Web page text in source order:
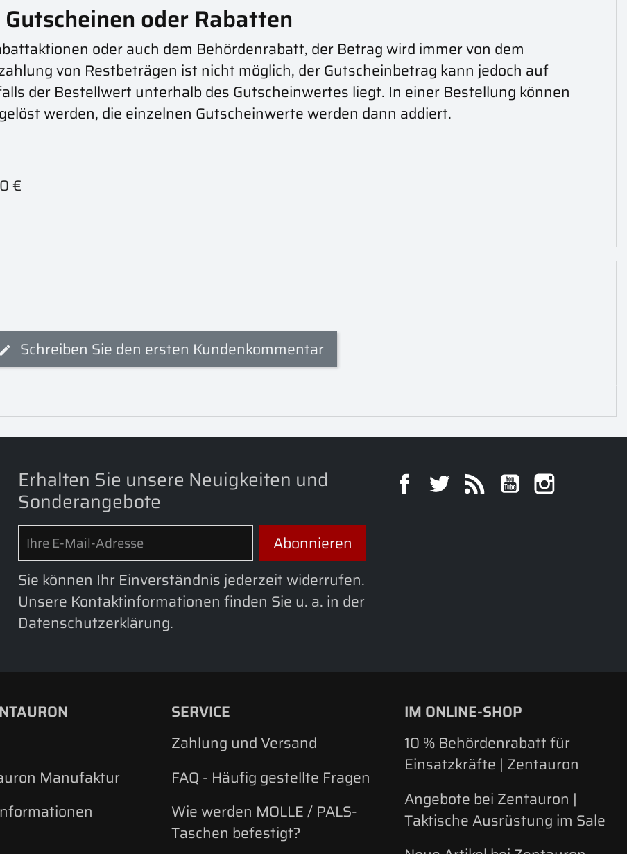
oder Rabatten
oder auch dem Behördenrabatt, der Betrag wird immer von dem
von Restbeträgen ist nicht möglich, der Gutscheinbetrag kann jedoch auf
der Bestellwert unterhalb des Gutscheinwertes liegt. In einer Bestellung können
werden, die einzelnen Gutscheinwerte werden dann addiert.
€
Schreiben Sie den ersten Kundenkommentar
Erhalten Sie unsere Neuigkeiten und
Sonderangebote
Sie können Ihr Einverständnis jederzeit widerrufen.
Unsere Kontaktinformationen finden Sie u. a. in der
Datenschutzerklärung.
FacebookTwitterRSS YouTube
Manufaktur
SERVICE
Zahlung und Versand
FAQ - Häufig gestellte Fragen
Wie werden MOLLE / PALS-
Taschen befestigt?
IM ONLINE-SHOP
10 % Behördenrabatt für
Einsatzkräfte | Zentauron
Angebote bei Zentauron |
Taktische Ausrüstung im Sale